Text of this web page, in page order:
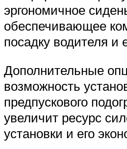
эргономичное
обеспечивающее
посадку водителя и
Дополнительные
возможность
предпускового
увеличит ресурс
установки и его